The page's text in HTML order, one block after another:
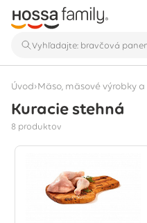
Úvod›Mäso, mäsové výrobky
Kuracie stehná
8 produktov